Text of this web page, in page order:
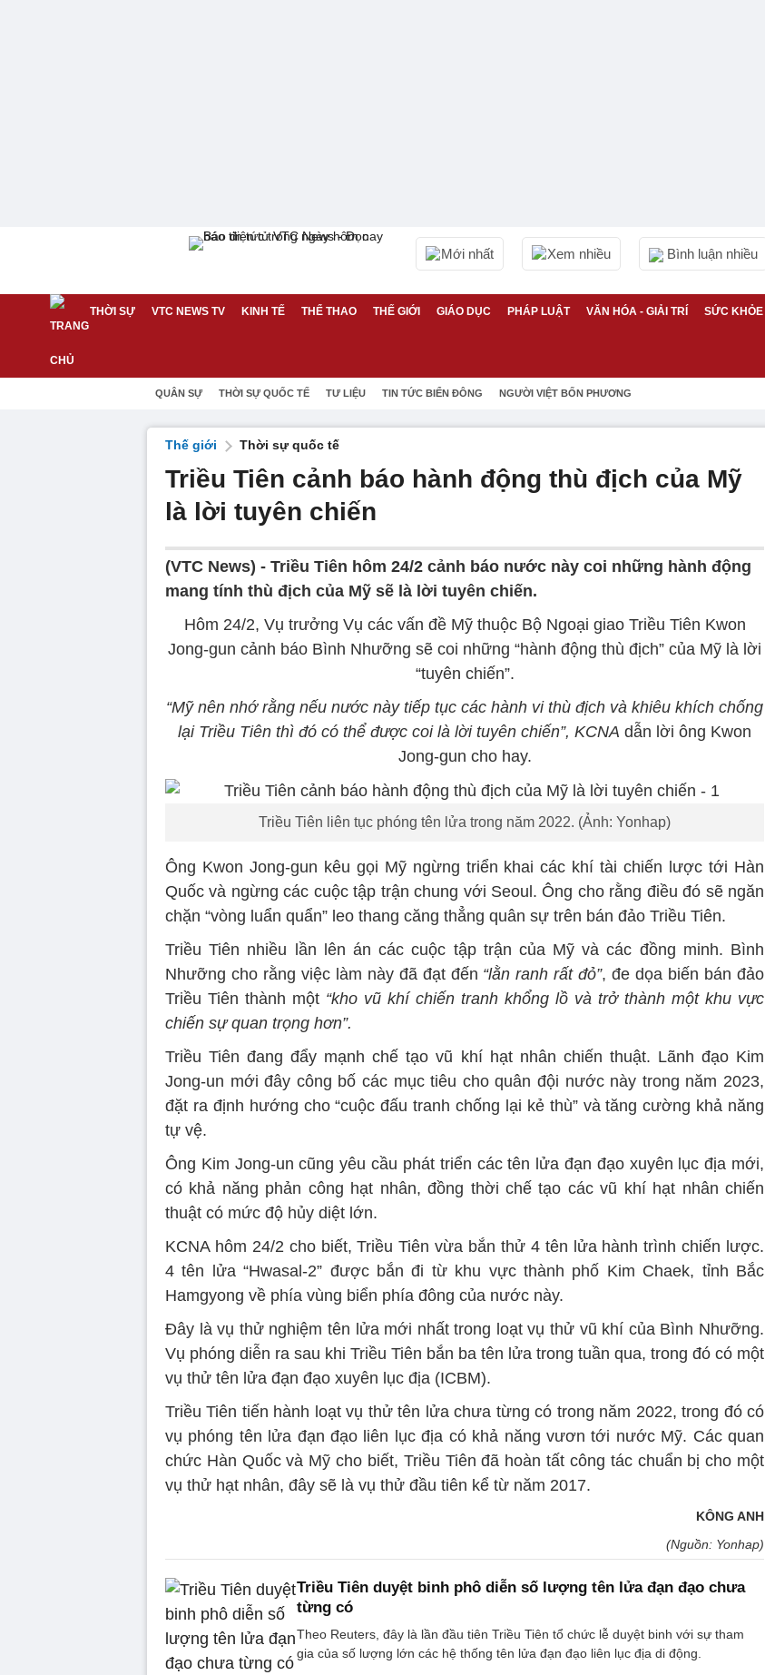
Mới nhất Xem nhiều Bình luận nhiều
THỜI SỰ VTC NEWS TV KINH TẾ THỂ THAO THẾ GIỚI GIÁO DỤC PHÁP LUẬT VĂN HÓA - GIẢI TRÍ SỨC KHỎE
QUÂN SỰ THỜI SỰ QUỐC TẾ TƯ LIỆU TIN TỨC BIỂN ĐÔNG NGƯỜI VIỆT BỐN PHƯƠNG
Thế giới Thời sự quốc tế
Triều Tiên cảnh báo hành động thù địch của Mỹ
là lời tuyên chiến
(VTC News) - Triều Tiên hôm 24/2 cảnh báo nước này coi những hành động
mang tính thù địch của Mỹ sẽ là lời tuyên chiến.
Hôm 24/2, Vụ trưởng Vụ các vấn đề Mỹ thuộc Bộ Ngoại giao Triều Tiên Kwon
Jong-gun cảnh báo Bình Nhưỡng sẽ coi những “hành động thù địch” của Mỹ là lời
“tuyên chiến”.
“Mỹ nên nhớ rằng nếu nước này tiếp tục các hành vi thù địch và khiêu khích chống
lại Triều Tiên thì đó có thể được coi là lời tuyên chiến”, KCNA dẫn lời ông Kwon
Jong-gun cho hay.
Triều Tiên liên tục phóng tên lửa trong năm 2022. (Ảnh: Yonhap)
Ông Kwon Jong-gun kêu gọi Mỹ ngừng triển khai các khí tài chiến lược tới Hàn
Quốc và ngừng các cuộc tập trận chung với Seoul. Ông cho rằng điều đó sẽ ngăn
chặn “vòng luẩn quẩn” leo thang căng thẳng quân sự trên bán đảo Triều Tiên.
Triều Tiên nhiều lần lên án các cuộc tập trận của Mỹ và các đồng minh. Bình
Nhưỡng cho rằng việc làm này đã đạt đến “lằn ranh rất đỏ”, đe dọa biến bán đảo
Triều Tiên thành một “kho vũ khí chiến tranh khổng lồ và trở thành một khu vực
chiến sự quan trọng hơn”.
Triều Tiên đang đẩy mạnh chế tạo vũ khí hạt nhân chiến thuật. Lãnh đạo Kim
Jong-un mới đây công bố các mục tiêu cho quân đội nước này trong năm 2023,
đặt ra định hướng cho “cuộc đấu tranh chống lại kẻ thù” và tăng cường khả năng
tự vệ.
Ông Kim Jong-un cũng yêu cầu phát triển các tên lửa đạn đạo xuyên lục địa mới,
có khả năng phản công hạt nhân, đồng thời chế tạo các vũ khí hạt nhân chiến
thuật có mức độ hủy diệt lớn.
KCNA hôm 24/2 cho biết, Triều Tiên vừa bắn thử 4 tên lửa hành trình chiến lược.
4 tên lửa “Hwasal-2” được bắn đi từ khu vực thành phố Kim Chaek, tỉnh Bắc
Hamgyong về phía vùng biển phía đông của nước này.
Đây là vụ thử nghiệm tên lửa mới nhất trong loạt vụ thử vũ khí của Bình Nhưỡng.
Vụ phóng diễn ra sau khi Triều Tiên bắn ba tên lửa trong tuần qua, trong đó có một
vụ thử tên lửa đạn đạo xuyên lục địa (ICBM).
Triều Tiên tiến hành loạt vụ thử tên lửa chưa từng có trong năm 2022, trong đó có
vụ phóng tên lửa đạn đạo liên lục địa có khả năng vươn tới nước Mỹ. Các quan
chức Hàn Quốc và Mỹ cho biết, Triều Tiên đã hoàn tất công tác chuẩn bị cho một
vụ thử hạt nhân, đây sẽ là vụ thử đầu tiên kể từ năm 2017.
KÔNG ANH
(Nguồn: Yonhap)
Triều Tiên duyệt binh phô diễn số lượng tên lửa đạn đạo chưa
từng có
Theo Reuters, đây là lần đầu tiên Triều Tiên tổ chức lễ duyệt binh với sự tham
gia của số lượng lớn các hệ thống tên lửa đạn đạo liên lục địa di động.